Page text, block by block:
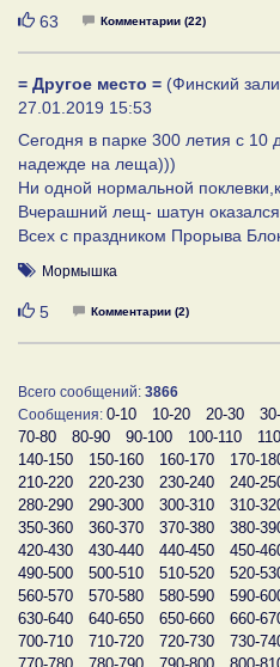
Нравится
63 Комментарии (22)
= Другое место = (Финский
27.01.2019 15:53
Сегодня в парке 300 летия с 10
надежде на леща)))
Ни одной нормальной
Вчерашний лещ- шатун
Всех с праздником Прорыва
Мормышка
Нравится
5 Комментарии (2)
Всего сообщений: 3866
Сообщения: 0-10 10-20 20-30
70-80
80-90 90-100 100-110
140-150
150-160 160-170 170-
210-220
220-230 230-240 240-
280-290
290-300 300-310 310-
350-360
360-370 370-380 380-
420-430
430-440 440-450 450-
490-500
500-510 510-520 520-
560-570
570-580 580-590 590-
630-640
640-650 650-660 660-
700-710
710-720 720-730 730-